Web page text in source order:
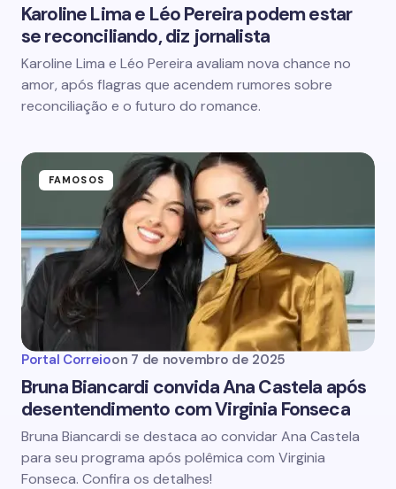
Karoline Lima e Léo Pereira podem estar
se reconciliando, diz jornalista
Karoline Lima e Léo Pereira avaliam nova chance no
amor, após flagras que acendem rumores sobre
reconciliação e o futuro do romance.
FAMOSOS
Portal Correioon 7 de novembro de 2025
Bruna Biancardi convida Ana Castela após
desentendimento com Virginia Fonseca
Bruna Biancardi se destaca ao convidar Ana Castela
para seu programa após polêmica com Virginia
Fonseca. Confira os detalhes!